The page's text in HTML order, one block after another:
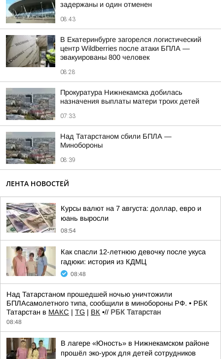
задержаны и один отменен
08:43
В Екатеринбурге загорелся логистический
центр Wildberries после атаки БПЛА —
эвакуированы 800 человек
08:28
Прокуратура Нижнекамска добилась
назначения выплаты матери троих детей
07:33
Над Татарстаном сбили БПЛА —
Минобороны
08:39
ЛЕНТА НОВОСТЕЙ
Курсы валют на 7 августа: доллар, евро и
юань выросли
08:54
Как спасли 12-летнюю девочку после укуса
гадюки: история из КДМЦ
08:48
Над Татарстаном прошедшей ночью уничтожили
БПЛАсамолетного типа, сообщили в минобороны РФ. • РБК
Татарстан в MAКС | TG | ВК •// РБК Татарстан
08:48
В лагере «Юность» в Нижнекамском районе
прошёл эко-урок для детей сотрудников